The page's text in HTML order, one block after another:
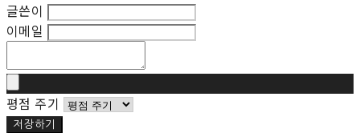
글쓴이
이메일
평점 주기
저장하기